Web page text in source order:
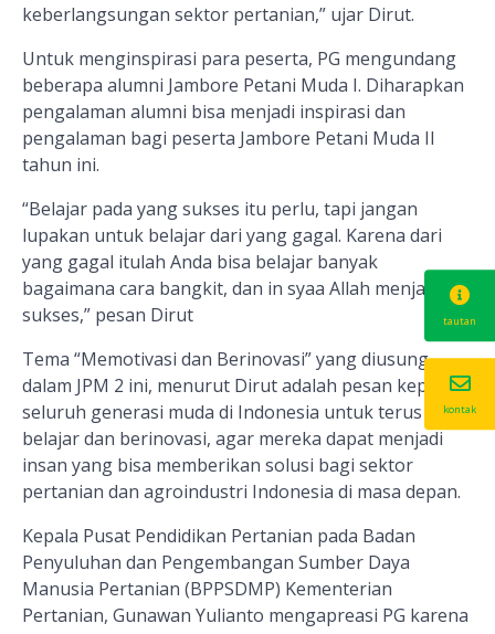
keberlangsungan sektor pertanian,” ujar Dirut.
Untuk menginspirasi para peserta, PG mengundang
beberapa alumni Jambore Petani Muda I. Diharapkan
pengalaman alumni bisa menjadi inspirasi dan
pengalaman bagi peserta Jambore Petani Muda II
tahun ini.
“Belajar pada yang sukses itu perlu, tapi jangan
lupakan untuk belajar dari yang gagal. Karena dari
yang gagal itulah Anda bisa belajar banyak
bagaimana cara bangkit, dan in syaa Allah menjadi
sukses,” pesan Dirut
Tema “Memotivasi dan Berinovasi”yang diusung
dalam JPM 2 ini, menurut Dirut adalah pesan kepada
seluruh generasi muda di Indonesia untuk terus
belajar dan berinovasi, agar mereka dapat menjadi
insan yang bisa memberikan solusi bagi sektor
pertanian dan agroindustri Indonesia di masa depan.
Kepala Pusat Pendidikan Pertanian pada Badan
Penyuluhan dan Pengembangan Sumber Daya
Manusia Pertanian (BPPSDMP) Kementerian
Pertanian, Gunawan Yulianto mengapreasi PG karena
tautan
kontak